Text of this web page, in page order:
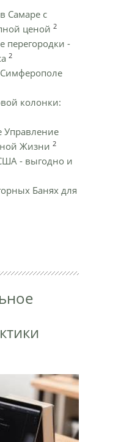
Самаре с
ценой 2
перегородки -
2
колонки:
Управление
Жизни 2
- выгодно и
Банях для